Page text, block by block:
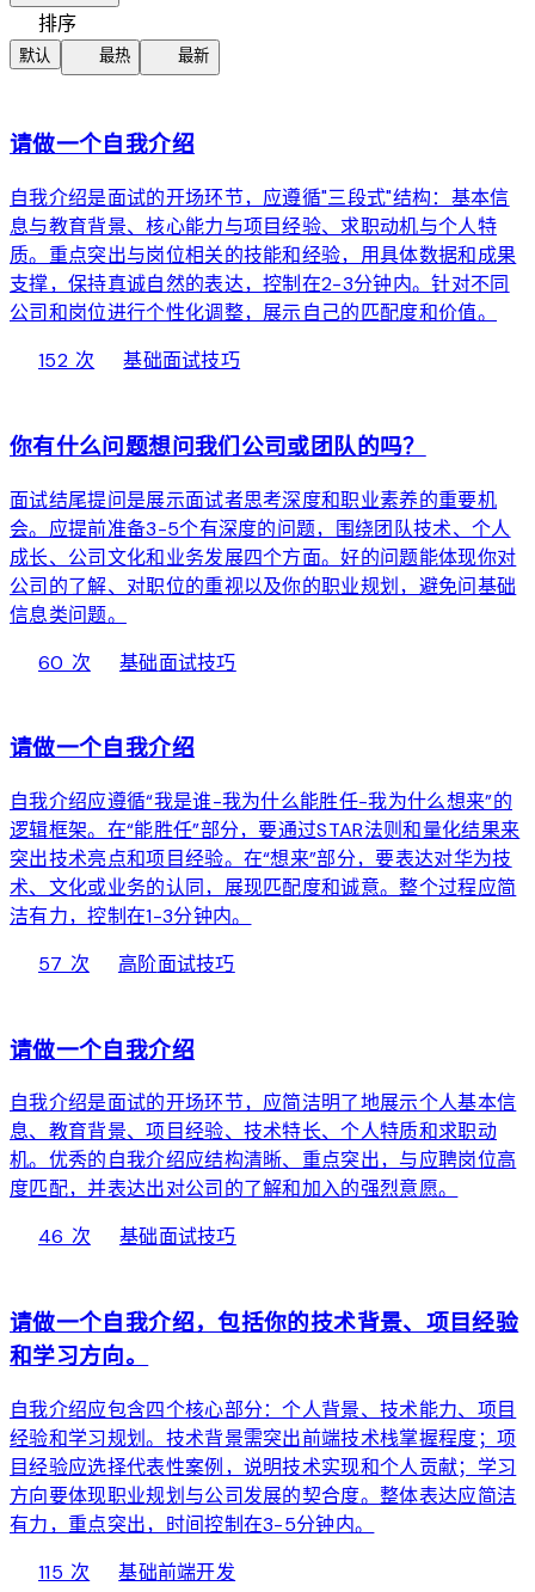
排序
默认 最热 schedule最新
请做一个自我介绍
自我介绍是面试的开场环节，应遵循"三段式"结构：基本信
息与教育背景、核心能力与项目经验、求职动机与个人特
质。重点突出与岗位相关的技能和经验，用具体数据和成果
支撑，保持真诚自然的表达，控制在2-3分钟内。针对不同
公司和岗位进行个性化调整，展示自己的匹配度和价值。
152 次bolt基础面试技巧chevron_right
你有什么问题想问我们公司或团队的吗？
面试结尾提问是展示面试者思考深度和职业素养的重要机
会。应提前准备3-5个有深度的问题，围绕团队技术、个人
成长、公司文化和业务发展四个方面。好的问题能体现你对
公司的了解、对职位的重视以及你的职业规划，避免问基础
信息类问题。
60 次bolt基础面试技巧chevron_right
请做一个自我介绍
自我介绍应遵循“我是谁-我为什么能胜任-我为什么想来”的
逻辑框架。在“能胜任”部分，要通过STAR法则和量化结果来
突出技术亮点和项目经验。在“想来”部分，要表达对华为技
术、文化或业务的认同，展现匹配度和诚意。整个过程应简
洁有力，控制在1-3分钟内。
57 次bolt高阶面试技巧chevron_right
请做一个自我介绍
自我介绍是面试的开场环节，应简洁明了地展示个人基本信
息、教育背景、项目经验、技术特长、个人特质和求职动
机。优秀的自我介绍应结构清晰、重点突出，与应聘岗位高
度匹配，并表达出对公司的了解和加入的强烈意愿。
46 次bolt基础面试技巧chevron_right
请做一个自我介绍，包括你的技术背景、项目经验
和学习方向。
自我介绍应包含四个核心部分：个人背景、技术能力、项目
经验和学习规划。技术背景需突出前端技术栈掌握程度；项
目经验应选择代表性案例，说明技术实现和个人贡献；学习
方向要体现职业规划与公司发展的契合度。整体表达应简洁
有力，重点突出，时间控制在3-5分钟内。
115 次bolt基础前端开发chevron_right